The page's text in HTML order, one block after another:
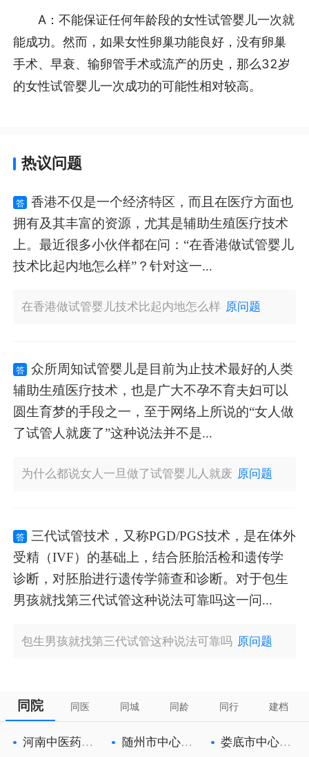
A：不能保证任何年龄段的女性试管婴儿一次就
能成功。然而，如果女性卵巢功能良好，没有卵巢
手术、早衰、输卵管手术或流产的历史，那么32岁
的女性试管婴儿一次成功的可能性相对较高。
热议问题
答
香港不仅是一个经济特区，而且在医疗方面也
拥有及其丰富的资源，尤其是辅助生殖医疗技术
上。最近很多小伙伴都在问：“在香港做试管婴儿
技术比起内地怎么样”？针对这一...
在香港做试管婴儿技术比起内地怎么样 原问题
答
众所周知试管婴儿是目前为止技术最好的人类
辅助生殖医疗技术，也是广大不孕不育夫妇可以
圆生育梦的手段之一，至于网络上所说的“女人做
了试管人就废了”这种说法并不是...
为什么都说女人一旦做了试管婴儿人就废 原问题
答
三代试管技术，又称PGD/PGS技术，是在体外
受精（IVF）的基础上，结合胚胎活检和遗传学
诊断，对胚胎进行遗传学筛查和诊断。对于包生
男孩就找第三代试管这种说法可靠吗这一问...
包生男孩就找第三代试管这种说法可靠吗 原问题
同院 同医 同城 同龄 同行 建档
河南中医药大
随州市中心医
娄底市中心医